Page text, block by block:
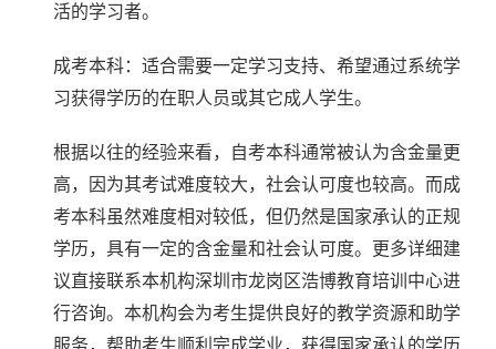
活的学习者。
成考本科：适合需要一定学习支持、希望通过系统学
习获得学历的在职人员或其它成人学生。
根据以往的经验来看，自考本科通常被认为含金量更
高，因为其考试难度较大，社会认可度也较高。而成
考本科虽然难度相对较低，但仍然是国家承认的正规
学历，具有一定的含金量和社会认可度。更多详细建
议直接联系本机构深圳市龙岗区浩博教育培训中心进
行咨询。本机构会为考生提供良好的教学资源和助学
服务，帮助考生顺利完成学业，获得国家承认的学历